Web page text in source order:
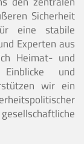
Sicherheit
eine stabile
Experten aus
Heimat- und
und
wir ein